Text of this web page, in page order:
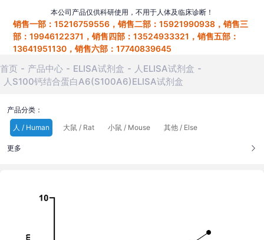
本公司产品仅供科研使用，不用于人体及临床诊断！
销售一部：15216759556，销售二部：15921990938，销售三
部：19946122371，销售四部：13524933321，销售五部：
13641951130，销售六部：17740839645
首页 产品中心 ELISA试剂盒
人ELISA试剂盒
人S100钙结合蛋白A6(S100A6)ELISA试剂盒
产品分类：
人 / Human
大鼠 / Rat 小鼠 / Mouse 其他 / Else
更多